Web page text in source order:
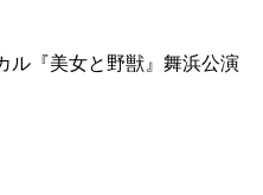
ル『美女と野獣』舞浜公演